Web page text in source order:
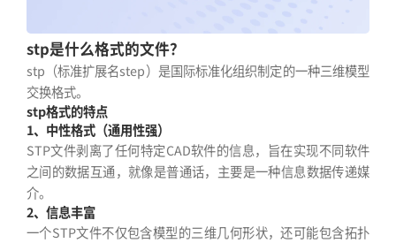
stp是什么格式的文件？
stp（标准扩展名step）是国际标准化组织制定的一种三维模型
交换格式。
stp格式的特点
1、中性格式（通用性强）
STP文件剥离了任何特定CAD软件的信息，旨在实现不同软件
之间的数据互通，就像是普通话，主要是一种信息数据传递媒
介。
2、信息丰富
一个STP文件不仅包含模型的三维几何形状，还可能包含拓扑